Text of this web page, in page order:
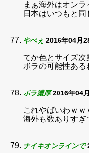
まぁ海外はオン
日本はいつもと同
やべぇ 2016年04月
てか色とサイズ次
ボラの可能性ある
ボラ濃厚 2016年04
これやばいわｗｗ
海外も数ありすぎ
ナイキオンラインで